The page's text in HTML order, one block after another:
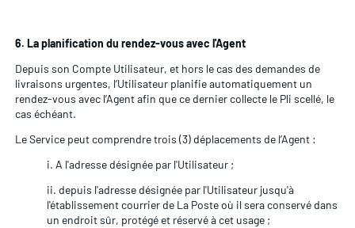
6. La planification du rendez-vous avec l'Agent
Depuis son Compte Utilisateur, et hors le cas des demandes de
livraisons urgentes, l’Utilisateur planifie automatiquement un
rendez-vous avec l’Agent afin que ce dernier collecte le Pli scellé, le
cas échéant.
Le Service peut comprendre trois (3) déplacements de l’Agent :
i. A l'adresse désignée par l'Utilisateur ;
ii. depuis l'adresse désignée par l'Utilisateur jusqu'à
l'établissement courrier de La Poste où il sera conservé dans
un endroit sûr, protégé et réservé à cet usage ;